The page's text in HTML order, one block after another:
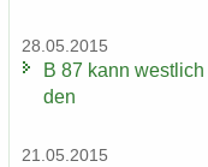
28.05.2015
B 87 kann
den
21.05.2015